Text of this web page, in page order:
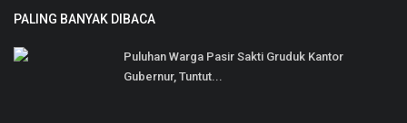
PALING BANYAK DIBACA
Puluhan Warga Pasir Sakti Gruduk Kantor
Gubernur, Tuntut...